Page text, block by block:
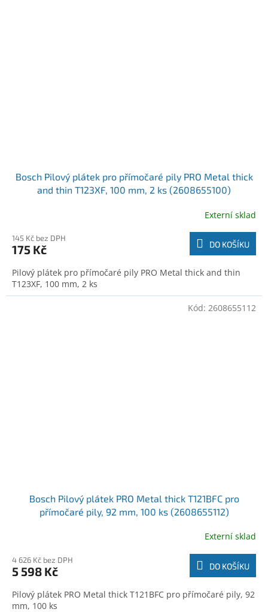
Bosch Pilový plátek pro přímočaré pily PRO Metal thick
and thin T123XF, 100 mm, 2 ks (2608655100)
Externí sklad
145 Kč bez DPH
175 Kč DO KOŠÍKU
Pilový plátek pro přímočaré pily PRO Metal thick and thin
T123XF, 100 mm, 2 ks
Bosch Pilový plátek PRO Metal thick T121BFC pro
přímočaré pily, 92 mm, 100 ks (2608655112)
Externí sklad
4 626 Kč bez DPH
5 598 Kč DO KOŠÍKU
Pilový plátek PRO Metal thick T121BFC pro přímočaré pily, 92
mm, 100 ks
Kód: 2608655112